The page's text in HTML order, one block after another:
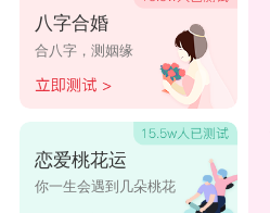
八字合婚
合八字，测姻缘
恋爱桃花运
你一生会遇到几朵桃花